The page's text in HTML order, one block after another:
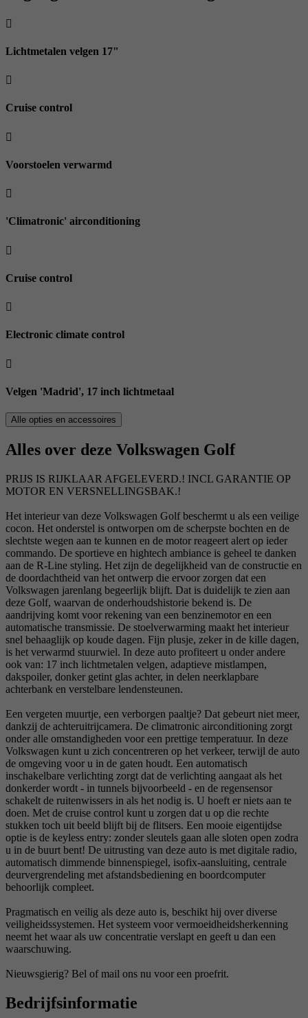
Lichtmetalen velgen 17"
Cruise control
Voorstoelen verwarmd
'Climatronic' airconditioning
Cruise control
Electronic climate control
Velgen 'Madrid', 17 inch lichtmetaal
Alle opties en accessoires
Alles over deze Volkswagen Golf
PRIJS IS RIJKLAAR AFGELEVERD.! INCL GARANTIE OP
MOTOR EN VERSNELLINGSBAK.!
Het interieur van deze Volkswagen Golf beschermt u als een veilige
cocon. Het onderstel is ontworpen om de scherpste bochten en de
slechtste wegen aan te kunnen en de motor reageert alert op ieder
commando. De sportieve en hightech ambiance is geheel te danken
aan de R-Line styling. Het zijn de degelijkheid van de constructie en
de doordachtheid van het ontwerp die ervoor zorgen dat een
Volkswagen jarenlang begeerlijk blijft. Dat is duidelijk te zien aan
deze Golf, waarvan de onderhoudshistorie bekend is. De
aandrijving komt voor rekening van een benzinemotor en een
automatische transmissie. De stoelverwarming maakt het interieur
snel behaaglijk op koude dagen. Fijn plusje, zeker in de kille dagen,
is het verwarmd stuurwiel. In deze auto profiteert u onder andere
ook van: 17 inch lichtmetalen velgen, adaptieve mistlampen,
dakspoiler, donker getint glas achter, in delen neerklapbare
achterbank en verstelbare lendensteunen.
Een vergeten muurtje, een verborgen paaltje? Dat gebeurt niet meer,
dankzij de achteruitrijcamera. De climatronic airconditioning zorgt
onder alle omstandigheden voor een prettige temperatuur. In deze
Volkswagen kunt u zich concentreren op het verkeer, terwijl de auto
de omgeving voor u in de gaten houdt. Een automatisch
inschakelbare verlichting zorgt dat de verlichting aangaat als het
donkerder wordt - in tunnels bijvoorbeeld - en de regensensor
schakelt de ruitenwissers in als het nodig is. U hoeft er niets aan te
doen. Met de cruise control kunt u zorgen dat u op die rechte
stukken toch uit beeld blijft bij de flitsers. Een mooie eigentijdse
optie is de keyless entry: zonder sleutels gaan alle sloten open zodra
u in de buurt bent! De uitrusting van deze auto is met digitale radio,
automatisch dimmende binnenspiegel, isofix-aansluiting, centrale
deurvergrendeling met afstandsbediening en boordcomputer
behoorlijk compleet.
Pragmatisch en veilig als deze auto is, beschikt hij over diverse
veiligheidssystemen. Het systeem voor vermoeidheidsherkenning
neemt het waar als uw concentratie verslapt en geeft u dan een
waarschuwing.
Nieuwsgierig? Bel of mail ons nu voor een proefrit.
Bedrijfsinformatie